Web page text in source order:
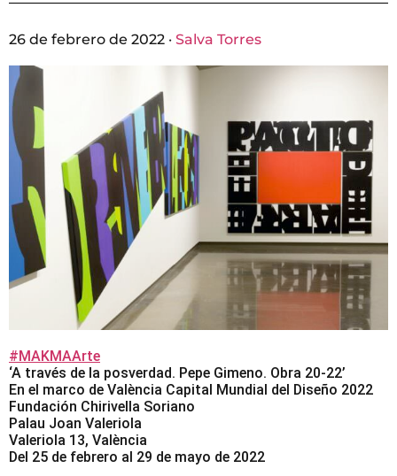
26 de febrero de 2022 · Salva Torres
#MAKMAArte
‘A través de la posverdad. Pepe Gimeno. Obra 20-22’
En el marco de València Capital Mundial del Diseño 2022
Fundación Chirivella Soriano
Palau Joan Valeriola
Valeriola 13, València
Del 25 de febrero al 29 de mayo de 2022